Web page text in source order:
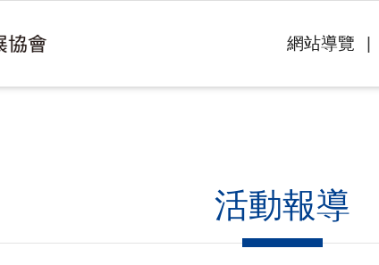
網站導覽
活動報導